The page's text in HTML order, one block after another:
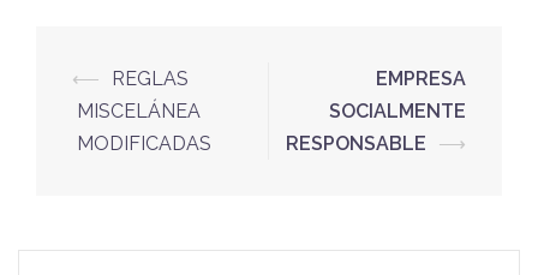
⟵
REGLAS
MISCELÁNEA
MODIFICADAS
EMPRESA
SOCIALMENTE
RESPONSABLE
⟶